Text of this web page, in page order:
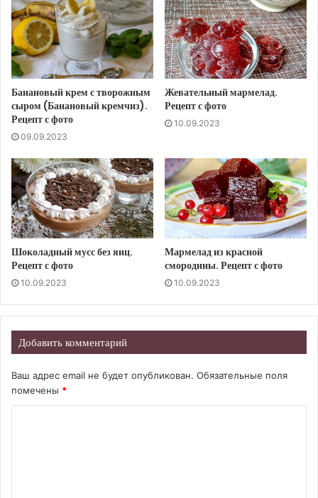
Банановый крем с творожным
сыром (Банановый кремчиз).
Рецепт с фото
09.09.2023
Жевательный мармелад.
Рецепт с фото
10.09.2023
Шоколадный мусс без яиц.
Рецепт с фото
10.09.2023
Мармелад из красной
смородины. Рецепт с фото
10.09.2023
Добавить комментарий
Ваш адрес email не будет опубликован. Обязательные поля
помечены *